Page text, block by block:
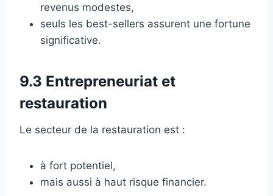
revenus modestes,
seuls les best-sellers assurent une fortune
significative.
9.3 Entrepreneuriat et
restauration
Le secteur de la restauration est :
à fort potentiel,
mais aussi à haut risque financier.